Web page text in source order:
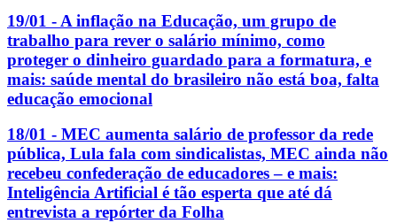
19/01 - A inflação na Educação, um grupo de
trabalho para rever o salário mínimo, como
proteger o dinheiro guardado para a formatura, e
mais: saúde mental do brasileiro não está boa, falta
educação emocional
18/01 - MEC aumenta salário de professor da rede
pública, Lula fala com sindicalistas, MEC ainda não
recebeu confederação de educadores – e mais:
Inteligência Artificial é tão esperta que até dá
entrevista a repórter da Folha